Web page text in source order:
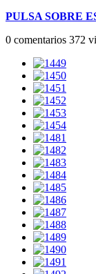
PULSA SOBRE
0 comentarios 372